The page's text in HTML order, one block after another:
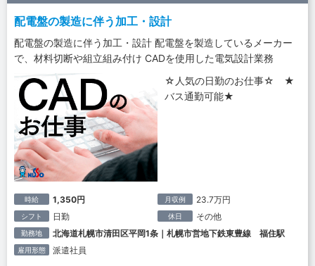
配電盤の製造に伴う加工・設計
配電盤の製造に伴う加工・設計 配電盤を製造しているメーカー
で、材料切断や組立組み付け CADを使用した電気設計業務
☆人気の日勤のお仕事☆ ★
バス通勤可能★
時給 1,350円 月収例 23.7万円
シフト 日勤 休日 その他
勤務地 北海道札幌市清田区平岡1条｜札幌市営地下鉄東豊線 福住駅
雇用形態 派遣社員